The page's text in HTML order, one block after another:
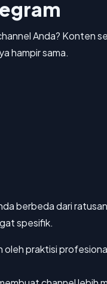
Anda? Konten
hampir sama.
berbeda dari
spesifik.
oleh praktisi